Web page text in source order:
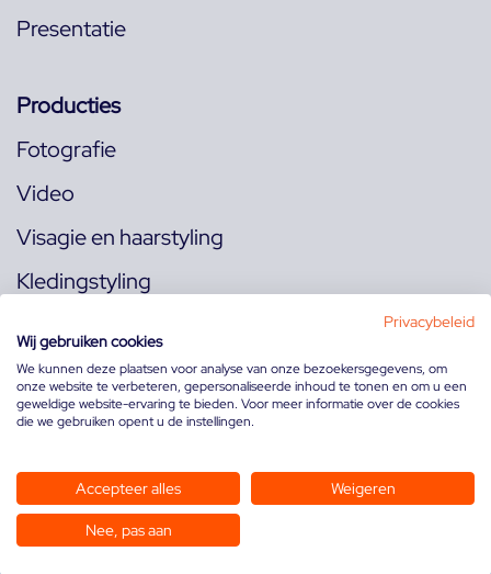
Presentatie
Producties
Fotografie
Video
Visagie en haarstyling
Kledingstyling
Volg ons op:
Privacybeleid
Wij gebruiken cookies
We kunnen deze plaatsen voor analyse van onze bezoekersgegevens, om
onze website te verbeteren, gepersonaliseerde inhoud te tonen en om u een
geweldige website-ervaring te bieden. Voor meer informatie over de cookies
die we gebruiken opent u de instellingen.
Accepteer alles Weigeren
Nee, pas aan